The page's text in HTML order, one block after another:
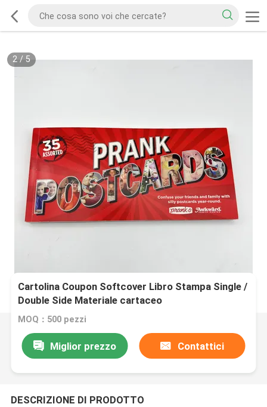
2/ 5
Cartolina Coupon Softcover Libro Stampa Single /
Double Side Materiale cartaceo
MOQ：500 pezzi
Miglior prezzo Contattici
DESCRIZIONE DI PRODOTTO